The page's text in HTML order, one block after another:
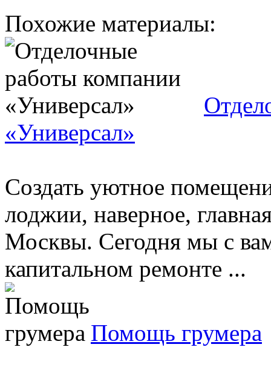
Похожие материалы:
«Универсал»
Создать уютное
лоджии, наверное,
Москвы. Сегодня мы с
капитальном ремонте ...
Помощь грумера